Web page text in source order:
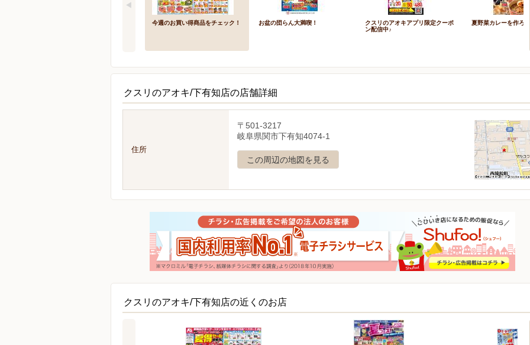
今週のお買い得商品をチェック！ お盆の団らん大満喫！
クスリのアオキアプリ限定クーポ
ン配信中♪
夏野菜カレーを作ろう
クスリのアオキ/下有知店の店舗詳細
住所
〒501-3217
岐阜県関市下有知4074-1
この周辺の地図を見る
クスリのアオキ/下有知店の近くのお店